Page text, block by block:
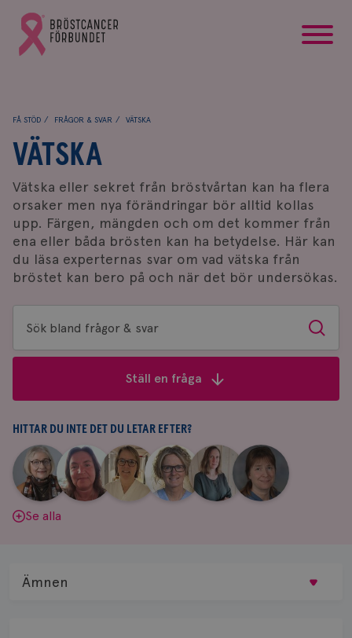
Gå
till
Bröstcancerförbundets
FÅ STÖD FRÅGOR & SVAR VÄTSKA
VÄTSKA
Vätska eller sekret från bröstvårtan kan ha flera
orsaker men nya förändringar bör alltid kollas
upp. Färgen, mängden och om det kommer från
ena eller båda brösten kan ha betydelse. Här kan
du läsa experternas svar om vad vätska från
bröstet kan bero på och när det bör undersökas.
Sök
bland
&
svar
Sök
Ställ en fråga
HITTAR DU INTE DET DU LETAR EFTER?
Aina
Johnsson
|
Anne
Andersson
Fredrika
Killander
|
Jeanette
Bäcklund
|
Maria
Edegran
|
Yvette
Andersson
Se alla
Ämnen